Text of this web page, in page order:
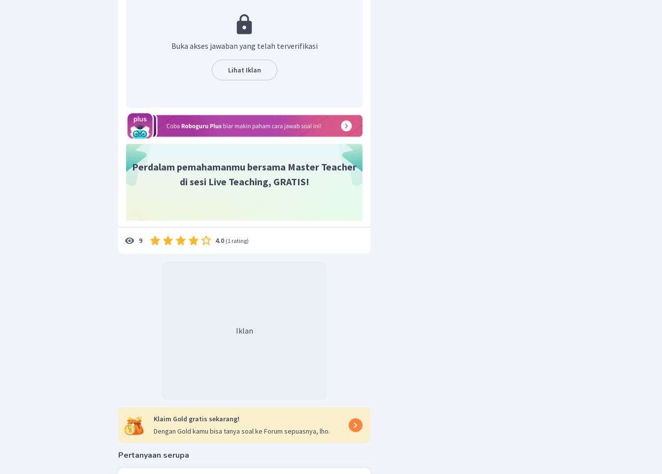
Buka akses jawaban yang telah terverifikasi
Lihat Iklan
Perdalam pemahamanmu bersama Master Teacher
di sesi Live Teaching, GRATIS!
9 4.0 (1 rating)
Iklan
Klaim Gold gratis sekarang!
Dengan Gold kamu bisa tanya soal ke Forum sepuasnya, lho.
Pertanyaan serupa